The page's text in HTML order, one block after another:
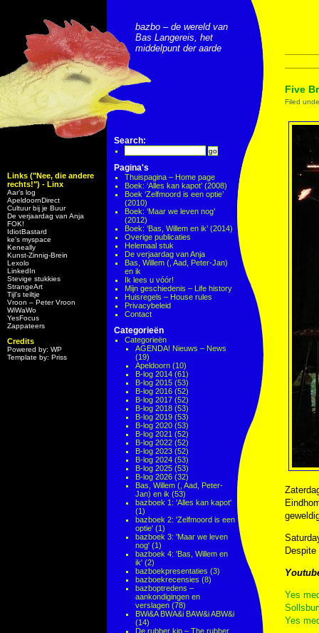
Links ("Nee, die andere
rechts!") - Linx
Aar’s log
ApeldoornDirect
Cultuur bij je Buur
De verjaardag van Anja
FOK!
IdiotBastard
ke's myspace
Keneally
Kunst-Zinnig-Brein
Lexolo
LinkedIn
Stevige stukkies
StrangeArt
Tijl’s teiltje
Vroon – Peter Vroon
WiWaWo
YesFocus
Zappateers
Credits
Powered by: WP
Template by: Priss
bazbo – de wereld van
Bas Langereis, het
middelpunt der aarde
Search:
Pagina's
Thuispagina – Home page
Boek: ‘Alles kan kapot’ (2008)
Boek ‘Zelfmoord is een optie’
(2010)
Boek: ‘Maar we leven nog’
(2012)
Boek: ‘Bas, Willem en ik’ (2014)
Overige publicaties
Helemaal stuk
De verjaardag van Anja
Bas, Willem (, Aad, Peter-Jan)
en ik
Ik lees u vóór!
Mijn geschiedenis – Life history
Huisregels – House rules
Privacybeleid
Contact
Categorieën
Categorieën
AGENDA! Nieuws – News
(19)
Apeldoorn (10)
B-log 2014 (61)
B-log 2015 (53)
B-log 2016 (52)
B-log 2017 (52)
B-log 2018 (53)
B-log 2019 (53)
B-log 2020 (53)
B-log 2021 (52)
B-log 2022 (52)
B-log 2023 (52)
B-log 2024 (53)
B-log 2025 (53)
B-log 2026 (32)
Bas, Willem (, Aad, Peter-
Jan) en ik (53)
bazboek 1: 'Alles kan kapot'
(1)
bazboek 2: 'Zelfmoord is een
optie' (1)
bazboek 3: 'Maar we leven
nog' (1)
bazboek 4: 'Bas, Willem en
ik' (2)
bazboekpresentaties (3)
bazboekrecensies (8)
bazboptredens –
aankondigingen en
verslagen (78)
BWi&A BWA&i BAW&i ABW&i
(14)
De rubber kip – The rubber
Five
Filed
Yes
Yes